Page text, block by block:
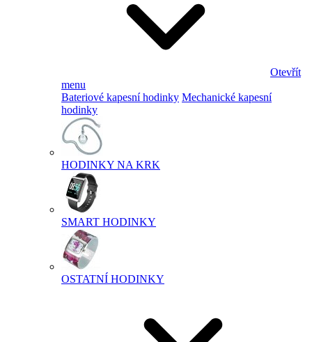
Otevřít
menu
Bateriové kapesní hodinky Mechanické kapesní
hodinky
HODINKY NA KRK
SMART HODINKY
OSTATNÍ HODINKY